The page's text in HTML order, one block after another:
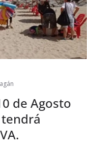
de Agosto